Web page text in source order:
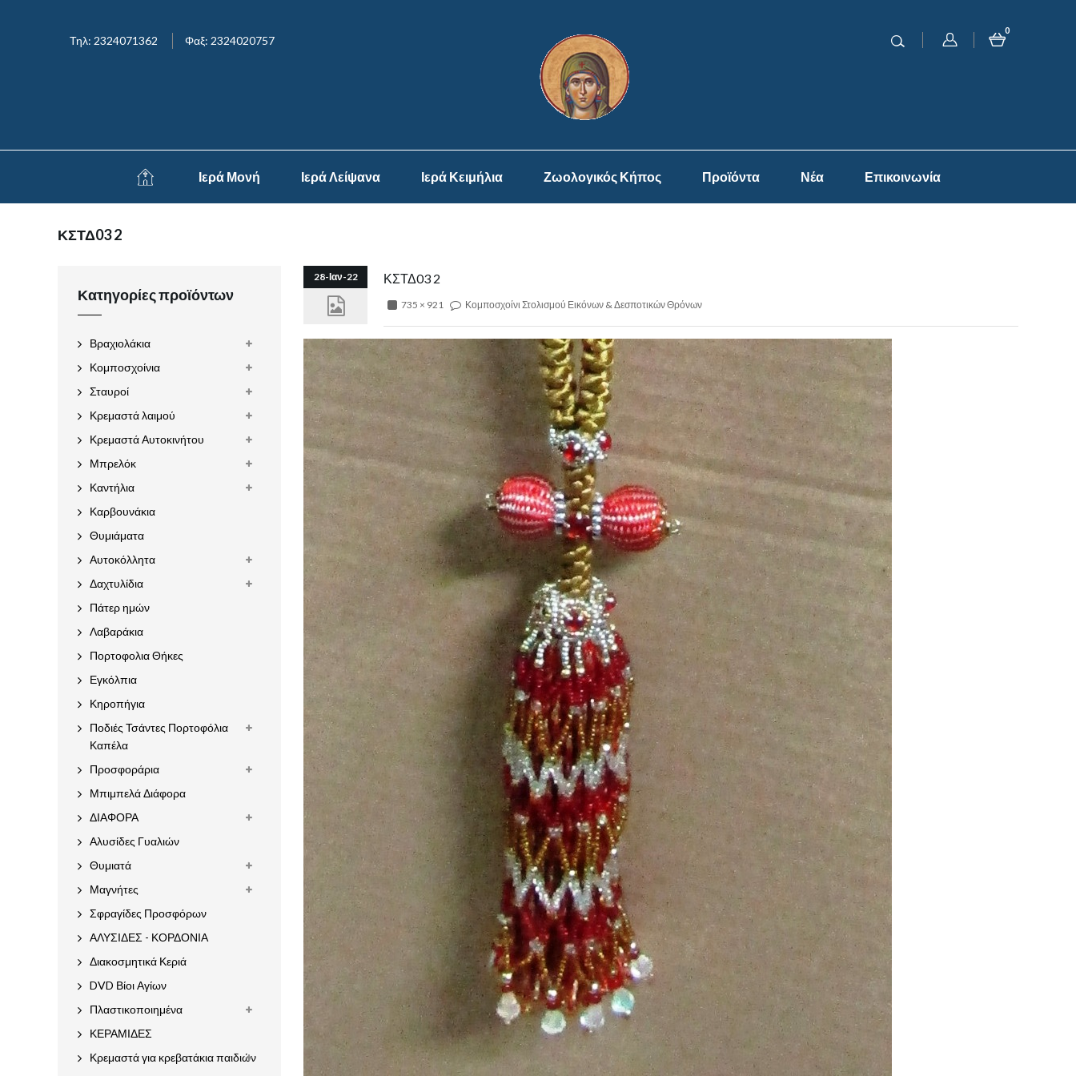
Τηλ: 2324071362 Φαξ: 2324020757
0
Ιερά Μονή Ιερά Λείψανα Ιερά Κειμήλια Ζωολογικός Κήπος Προϊόντα Νέα Επικοινωνία
ΚΣΤΔ03 2
28-Ιαν-22 ΚΣΤΔ03 2
735 × 921 Κομποσχοίνι Στολισμού Εικόνων & Δεσποτικών Θρόνων
Κατηγορίες προϊόντων
Βραχιολάκια
Κομποσχοίνια
Σταυροί
Κρεμαστά λαιμού
Κρεμαστά Αυτοκινήτου
Μπρελόκ
Καντήλια
Καρβουνάκια
Θυμιάματα
Αυτοκόλλητα
Δαχτυλίδια
Πάτερ ημών
Λαβαράκια
Πορτοφολια Θήκες
Εγκόλπια
Κηροπήγια
Ποδιές Τσάντες Πορτοφόλια
Καπέλα
Προσφοράρια
Μπιμπελά Διάφορα
ΔΙΑΦΟΡΑ
Αλυσίδες Γυαλιών
Θυμιατά
Μαγνήτες
Σφραγίδες Προσφόρων
ΑΛΥΣΙΔΕΣ - ΚΟΡΔΟΝΙΑ
Διακοσμητικά Κεριά
DVD Βίοι Αγίων
Πλαστικοποιημένα
ΚΕΡΑΜΙΔΕΣ
Κρεμαστά για κρεβατάκια παιδιών